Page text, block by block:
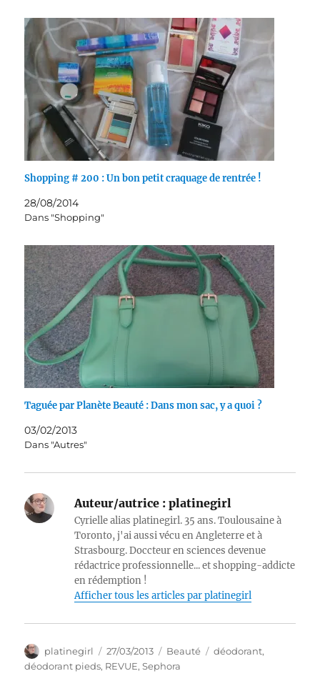
Shopping # 200 : Un bon petit craquage de rentrée !
28/08/2014
Dans "Shopping"
Taguée par Planète Beauté : Dans mon sac, y a quoi ?
03/02/2013
Dans "Autres"
Auteur/autrice : platinegirl
Cyrielle alias platinegirl. 35 ans. Toulousaine à
Toronto, j'ai aussi vécu en Angleterre et à
Strasbourg. Doccteur en sciences devenue
rédactrice professionnelle... et shopping-addicte
en rédemption !
Afficher tous les articles par platinegirl
Auteur
platinegirl
Publié
le
27/03/2013 Catégories
Beauté Étiquettes
déodorant,
déodorant pieds, REVUE,Sephora